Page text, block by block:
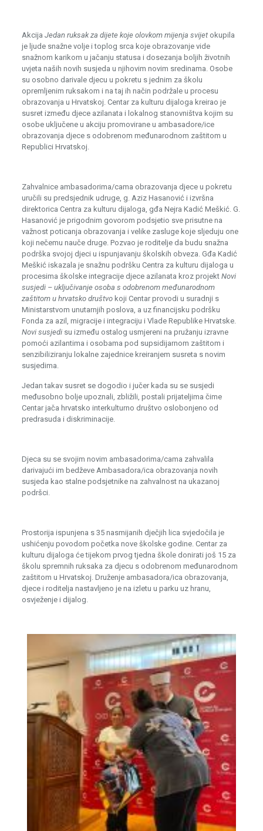
Akcija Jedan ruksak za dijete koje olovkom mijenja svijetokupila
je ljude snažne volje i toplog srca koje obrazovanje vide
snažnom karikom u jačanju statusa i dosezanja boljih životnih
uvjeta naših novih susjeda u njihovim novim sredinama. Osobe
su osobno darivale djecu u pokretu s jednim za školu
opremljenim ruksakom i na taj ih način podržale u procesu
obrazovanja u Hrvatskoj. Centar za kulturu dijaloga kreirao je
susret između djece azilanata i lokalnog stanovništva kojim su
osobe uključene u akciju promovirane u ambasadore/ice
obrazovanja djece s odobrenom međunarodnom zaštitom u
Republici Hrvatskoj.
Zahvalnice ambasadorima/cama obrazovanja djece u pokretu
uručili su predsjednik udruge, g. Aziz Hasanović i izvršna
direktorica Centra za kulturu dijaloga, gđa Nejra Kadić Meškić. G.
Hasanović je prigodnim govorom podsjetio sve prisutne na
važnost poticanja obrazovanja i velike zasluge koje sljeduju one
koji nečemu nauče druge. Pozvao je roditelje da budu snažna
podrška svojoj djeci u ispunjavanju školskih obveza. Gđa Kadić
Meškić iskazala je snažnu podršku Centra za kulturu dijaloga u
procesima školske integracije djece azilanata kroz projekt Novi
susjedi – uključivanje osoba s odobrenom međunarodnom
zaštitom u hrvatsko društvokoji Centar provodi u suradnji s
Ministarstvom unutarnjih poslova, a uz financijsku podršku
Fonda za azil, migracije i integraciju i Vlade Republike Hrvatske.
Novi susjedisu između ostalog usmjereni na pružanju izravne
pomoći azilantima i osobama pod supsidijarnom zaštitom i
senzibiliziranju lokalne zajednice kreiranjem susreta s novim
susjedima.
Jedan takav susret se dogodio i jučer kada su se susjedi
međusobno bolje upoznali, zbližili, postali prijateljima čime
Centar jača hrvatsko interkulturno društvo oslobonjeno od
predrasuda i diskriminacije.
Djeca su se svojim novim ambasadorima/cama zahvalila
darivajući im bedževe Ambasadora/ica obrazovanja novih
susjeda kao stalne podsjetnike na zahvalnost na ukazanoj
podršci.
Prostorija ispunjena s 35 nasmijanih dječjih lica svjedočila je
ushićenju povodom početka nove školske godine. Centar za
kulturu dijaloga će tijekom prvog tjedna škole donirati još 15 za
školu spremnih ruksaka za djecu s odobrenom međunarodnom
zaštitom u Hrvatskoj. Druženje ambasadora/ica obrazovanja,
djece i roditelja nastavljeno je na izletu u parku uz hranu,
osvježenje i dijalog.